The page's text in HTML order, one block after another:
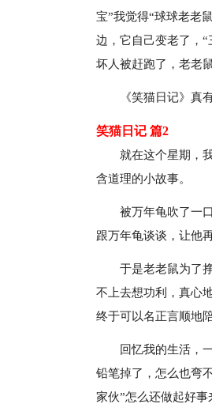
宝”我觉得“球球老老
边，它自己变老了，“
坏人被赶跑了，老老
《笑猫日记》真
笑猫日记 篇2
就在这个星期，
含道理的小故事。
被万年龟吹了一
跟万年龟谈谈，让他
于是老老鼠为了
不上去想功利，真心
终于可以名正言顺地
回忆我的生活，
铅笔掉了，怎么也弯
家伙”怎么还做起好事